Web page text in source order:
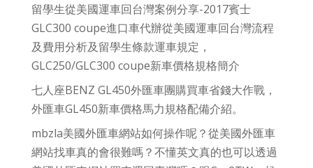
留學生從美國運車回台灣案例分享-2017賓士
GLC300 coupe進口車代辦從美國運車回台灣流程
及費用分析及留學生條款運車規定，
GLC250/GLC300 coupe新車價格規格簡介
七人座BENZ GL450外匯車團購買車省錢大作戰，
外匯車GL450新車價格馬力規格配備介紹。
mbzla美國外匯車網站如何操作呢？從美國外匯車
網站找車真的會很難嗎？不懂英文真的也可以透過